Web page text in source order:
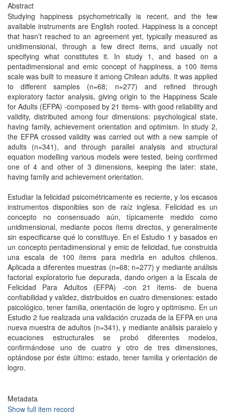
Abstract
Studying happiness psychometrically is recent, and the few
available instruments are English rooted. Happiness is a concept
that hasn’t reached to an agreement yet, typically measured as
unidimensional, through a few direct items, and usually not
specifying what constitutes it. In study 1, and based on a
pentadimensional and emic concept of happiness, a 100 items
scale was built to measure it among Chilean adults. It was applied
to different samples (n=68; n=277) and refined through
exploratory factor analysis, giving origin to the Happiness Scale
for Adults (EFPA) -composed by 21 items- with good reliability and
validity, distributed among four dimensions: psychological state,
having family, achievement orientation and optimism. In study 2,
the EFPA crossed validity was carried out with a new sample of
adults (n=341), and through parallel analysis and structural
equation modelling various models were tested, being confirmed
one of 4 and other of 3 dimensions, keeping the later: state,
having family and achievement orientation.
Estudiar la felicidad psicométricamente es reciente, y los escasos
instrumentos disponibles son de raíz inglesa. Felicidad es un
concepto no consensuado aún, típicamente medido como
unidimensional, mediante pocos ítems directos, y generalmente
sin especificarse qué lo constituye. En el Estudio 1 y basados en
un concepto pentadimensional y emic de felicidad, fue construida
una escala de 100 ítems para medirla en adultos chilenos.
Aplicada a diferentes muestras (n=68; n=277) y mediante análisis
factorial exploratorio fue depurada, dando origen a la Escala de
Felicidad Para Adultos (EFPA) -con 21 ítems- de buena
confiabilidad y validez, distribuidos en cuatro dimensiones: estado
psicológico, tener familia, orientación de logro y optimismo. En un
Estudio 2 fue realizada una validación cruzada de la EFPA en una
nueva muestra de adultos (n=341), y mediante análisis paralelo y
ecuaciones estructurales se probó diferentes modelos,
confirmándose uno de cuatro y otro de tres dimensiones,
optándose por éste último: estado, tener familia y orientación de
logro.
Metadata
Show full item record